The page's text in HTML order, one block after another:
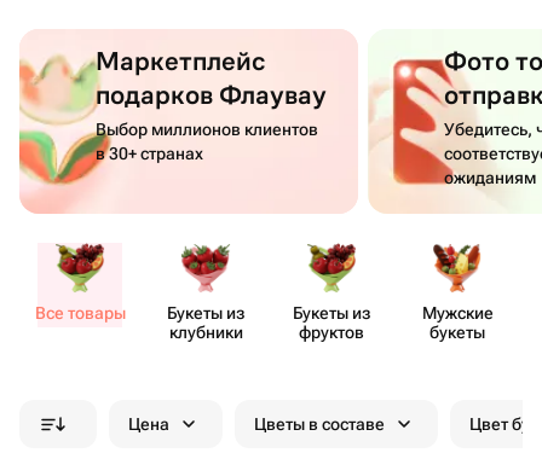
Маркетплейс
подарков Флаувау
Выбор миллионов клиентов
в 30+ странах
Фото
Убедитесь,
ожиданиям
Все товары
Букеты из
клубники
Букеты из
фруктов
Мужские
букеты
Цена Цветы в составе Цвет